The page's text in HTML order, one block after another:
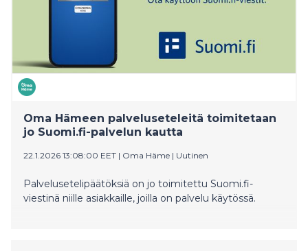
Oma Hämeen palveluseteleitä toimitetaan
jo Suomi.fi-palvelun kautta
22.1.2026 13:08:00 EET | Oma Häme | Uutinen
Palvelusetelipäätöksiä on jo toimitettu Suomi.fi-
viestinä niille asiakkaille, joilla on palvelu käytössä.